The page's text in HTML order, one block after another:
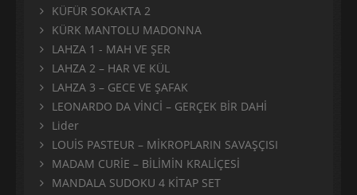
KÜFÜR SOKAKTA 2
KÜRK MANTOLU MADONNA
LAHZA 1 - MAH VE ŞER
LAHZA 2 – HAR VE KÜL
LAHZA 3 – GECE VE ŞAFAK
LEONARDO DA VİNCİ – GERÇEK BİR DAHİ
Lider
LOUİS PASTEUR – MİKROPLARIN SAVAŞÇISI
MADAM CURİE – BİLİMİN KRALİÇESİ
MANDALA SUDOKU 4 KİTAP SET